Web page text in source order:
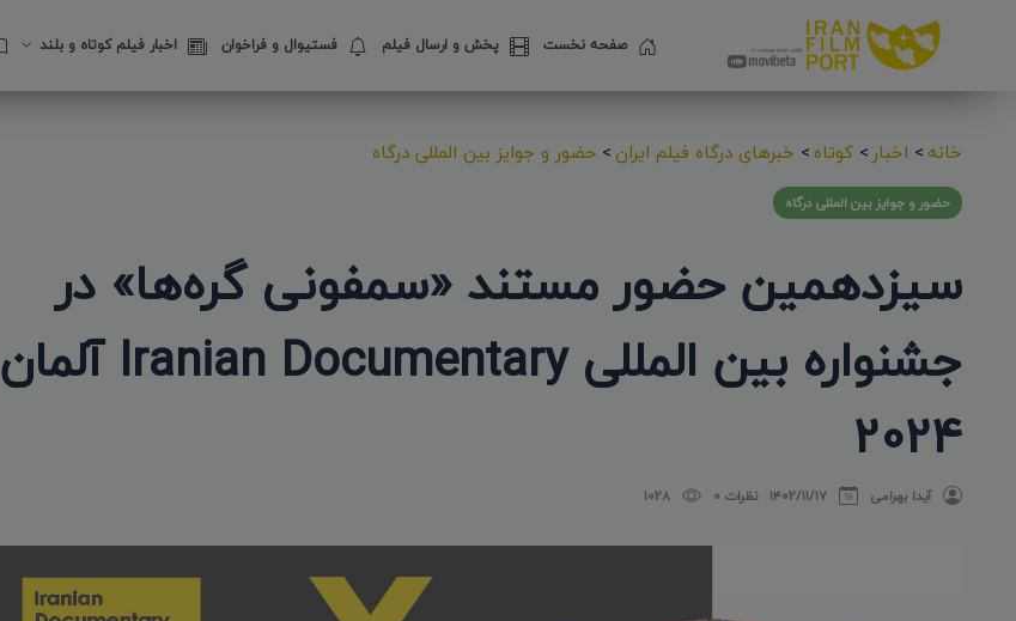
صفحه نخست پخش و ارسال فیلم فستیوال‌ و فراخوان اخبار فیلم کوتاه و بلند
خانه> اخبار > کوتاه> خبرهای درگاه فیلم ایران> حضور و جوایز بین المللی درگاه
حضور و جوایز بین المللی درگاه
سیزدهمین حضور مستند «سمفونی گره‌ها» در
جشنواره بین المللی Iranian Documentary آلمان
2024
آیدا بهرامی ۱۴۰۲/۱۱/۱۷ نظرات 0 1028